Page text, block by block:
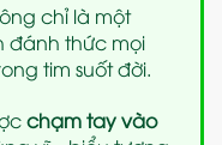
chỉ là một
đánh thức mọi
tim suốt đời.
chạm tay vào